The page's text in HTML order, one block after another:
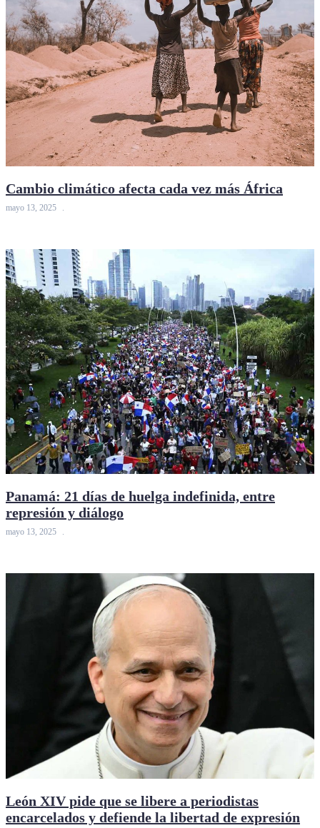
Cambio climático afecta cada vez más África
mayo 13, 2025
Panamá: 21 días de huelga indefinida, entre
represión y diálogo
mayo 13, 2025
León XIV pide que se libere a periodistas
encarcelados y defiende la libertad de expresión